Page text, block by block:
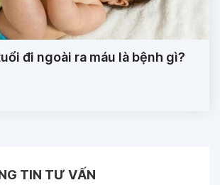
đi ngoài ra máu là bệnh gì?
TIN TƯ VẤN